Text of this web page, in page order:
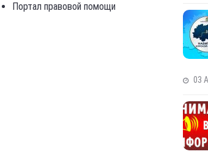
Портал правовой помощи
03